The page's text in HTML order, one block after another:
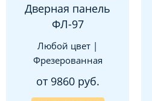
Дверная панель
ФЛ-97
Любой цвет |
Фрезерованная
от 9860 руб.